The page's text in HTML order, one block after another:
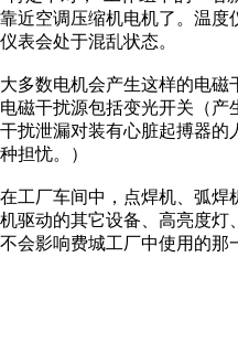
靠近空调压缩机电机了。温度
仪表会处于混乱状态。
大多数电机会产生这样的电磁
电磁干扰源包括变光开关（
干扰泄漏对装有心脏起搏器的
种担忧。）
在工厂车间中，点焊机、弧焊
机驱动的其它设备、高亮度灯
不会影响费城工厂中使用的那